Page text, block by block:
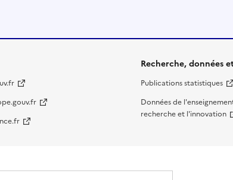
Recherche, données
Publications statistiques
Données de
recherche et l'innovation